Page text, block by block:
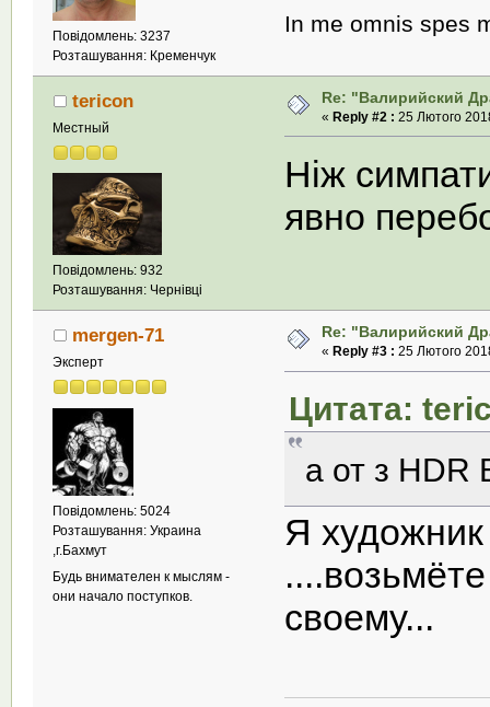
Повідомлень: 3237
Розташування: Кременчук
In me omnis spes
tericon
Местный
Повідомлень: 932
Розташування: Чернівці
Re: "Валирийский
« Reply #2 : 25 Лютого
Ніж
явно
mergen-71
Эксперт
Повідомлень: 5024
Розташування: Украина
,г.Бахмут
Будь внимателен к мыслям -
они начало поступков.
Re: "Валирийский
« Reply #3 : 25 Лютого
Цитата:
а от з HDR
Я
своему...